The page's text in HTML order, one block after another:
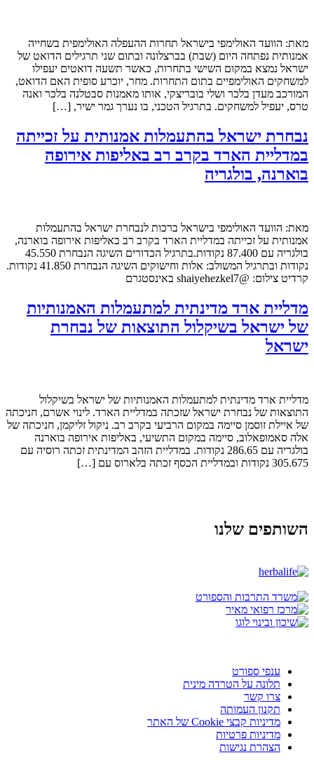
מאת: הוועד האולימפי בישראל תחרות ההעפלה האולימפית בשחייה
אמנותית נפתחה היום (שבת) בברצלונה ובתום שני תרגילים הדואט של
ישראל נמצא במקום השישי בתחרות, כאשר תשעה דואטים יעפילו
למשחקים האולימפיים בתום התחרות. מחר, יוכרע סופית האם הדואט,
המורכב מעדן בלכר ושלי בובריצקי, אותו מאמנות סבטלנה בלכר ואנה
טרס, יעפיל למשחקים. בתרגיל הטכני, בו נערך גמר ישיר, […]
נבחרת ישראל בהתעמלות אמנותית על זכייתה
במדליית הארד בקרב רב באליפות אירופה
בוארנה, בולגריה
מאת: הוועד האולימפי בישראל ברכות לנבחרת ישראל בהתעמלות
אמנותית על זכייתה במדליית הארד בקרב רב באליפות אירופה בוארנה,
בולגריה עם 87.400 נקודות.בתרגיל הכדורים השיגה הנבחרת 45.550
נקודות ובתרגיל המשולב: אלות וחישוקים השיגה הנבחרת 41.850 נקודות.
קרדיט צילום: @shaiyehezkel7 באינסטגרם
מדליית ארד מדינתית למתעמלות האמנותיות
של ישראל בשיקלול התוצאות של נבחרת
ישראל
מדליית ארד מדינתית למתעמלות האמנותיות של ישראל בשיקלול
התוצאות של נבחרת ישראל שזכתה במדליית הארד. לינוי אשרם, חניכתה
של איילת זוסמן סיימה במקום הרביעי בקרב רב. ניקול זליקמן, חניכתה של
אלה סאמופאלוב, סיימה במקום התשיעי, באליפות אירופה בוארנה
בולגריה עם 286.65 נקודות. במדליית הזהב המדינתית זכתה רוסיה עם
305.675 נקודות ובמדליית הכסף זכתה בלארוס עם […]
השותפים שלנו
ענפי ספורט
תלונה על הטרדה מינית
צרו קשר
תקנון העמותה
מדיניות קבצי Cookie של האתר
מדיניות פרטיות
הצהרת נגישות